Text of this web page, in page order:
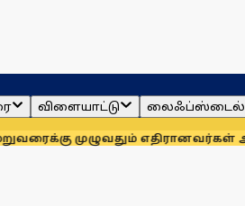
விளையாட்டு லைஃப்ஸ்டைல்
எதிரானவர்கள் அல்லர்: